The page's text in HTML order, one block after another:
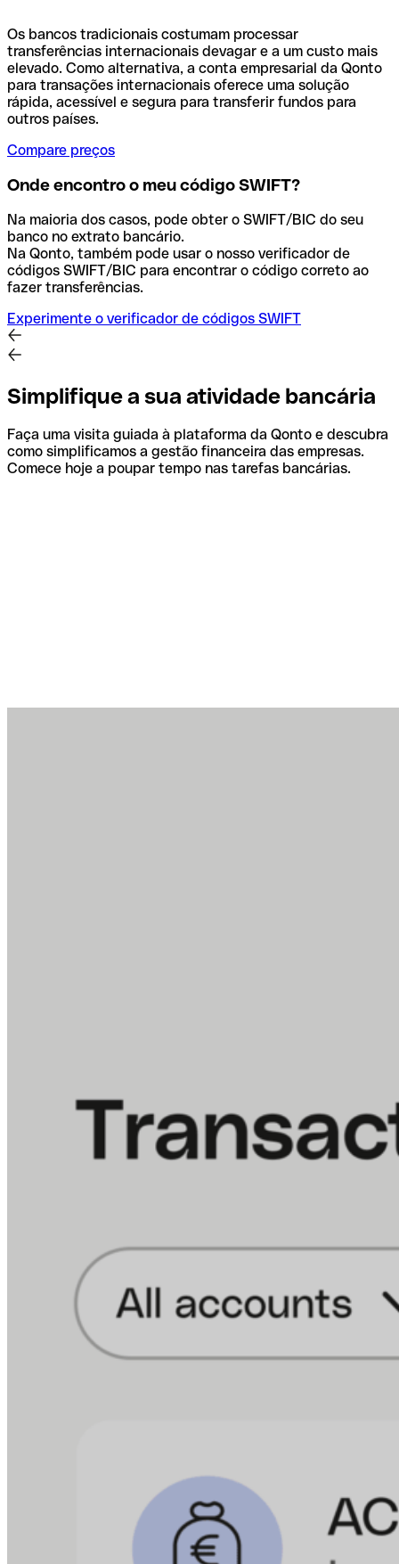
Os bancos tradicionais costumam processar
transferências internacionais devagar e a um custo mais
elevado. Como alternativa, a conta empresarial da Qonto
para transações internacionais oferece uma solução
rápida, acessível e segura para transferir fundos para
outros países.
Compare preços
Onde encontro o meu código SWIFT?
Na maioria dos casos, pode obter o SWIFT/BIC do seu
banco no extrato bancário.
Na Qonto, também pode usar o nosso verificador de
códigos SWIFT/BIC para encontrar o código correto ao
fazer transferências.
Experimente o verificador de códigos SWIFT
Simplifique a sua atividade bancária
Faça uma visita guiada à plataforma da Qonto e descubra
como simplificamos a gestão financeira das empresas.
Comece hoje a poupar tempo nas tarefas bancárias.